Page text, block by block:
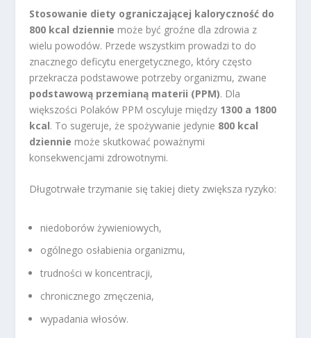
Stosowanie diety ograniczającej kaloryczność do
800 kcal dziennie może być groźne dla zdrowia z
wielu powodów. Przede wszystkim prowadzi to do
znacznego deficytu energetycznego, który często
przekracza podstawowe potrzeby organizmu, zwane
podstawową przemianą materii (PPM). Dla
większości Polaków PPM oscyluje między 1300 a 1800
kcal. To sugeruje, że spożywanie jedynie 800 kcal
dziennie może skutkować poważnymi
konsekwencjami zdrowotnymi.
Długotrwałe trzymanie się takiej diety zwiększa ryzyko:
niedoborów żywieniowych,
ogólnego osłabienia organizmu,
trudności w koncentracji,
chronicznego zmęczenia,
wypadania włosów.